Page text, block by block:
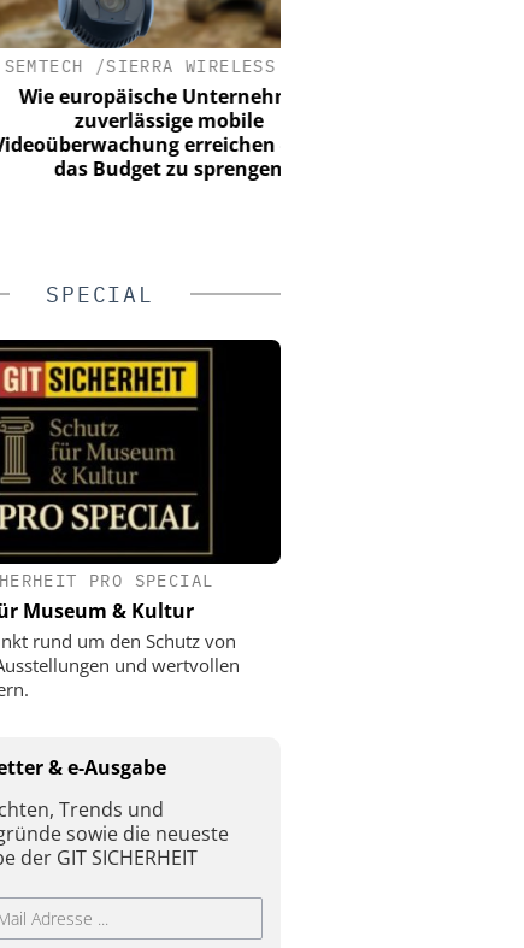
/SIERRA WIRELESS S.A.
europäische Unternehmen
zuverlässige mobile
erreichen – ohne
das Budget zu sprengen
SPECIAL
PRO SPECIAL
Museum & Kultur
rund um den Schutz von
und wertvollen
& e-Ausgabe
Trends und
sowie die neueste
der GIT SICHERHEIT